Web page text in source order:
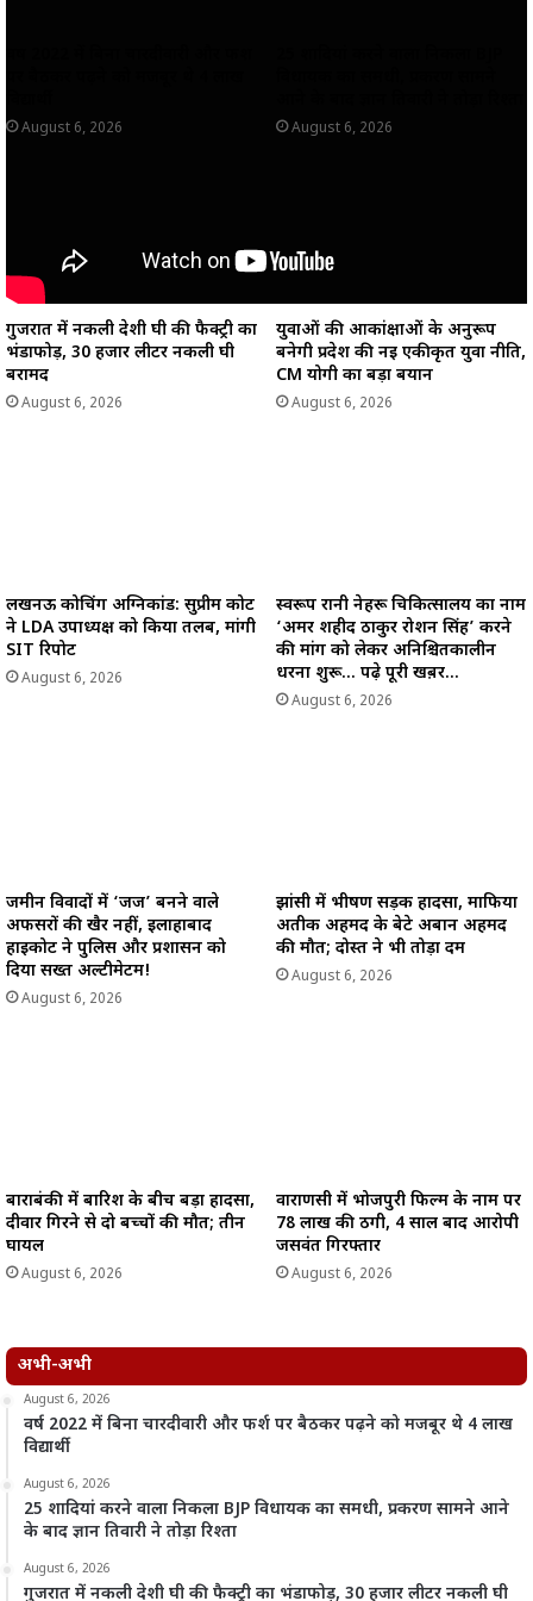
August 6, 2026 August 6, 2026
गुजरात में नकली देशी घी की फैक्ट्री का
भंडाफोड़, 30 हजार लीटर नकली घी
बरामद
August 6, 2026
युवाओं की आकांक्षाओं के अनुरूप
बनेगी प्रदेश की नई एकीकृत युवा नीति,
CM योगी का बड़ा बयान
August 6, 2026
लखनऊ कोचिंग अग्निकांड: सुप्रीम कोर्ट
ने LDA उपाध्यक्ष को किया तलब, मांगी
SIT रिपोर्ट
August 6, 2026
स्वरूप रानी नेहरू चिकित्सालय का नाम
‘अमर शहीद ठाकुर रोशन सिंह’ करने
की मांग को लेकर अनिश्चितकालीन
धरना शुरू… पढ़े पूरी खब़र…
August 6, 2026
जमीन विवादों में ‘जज’ बनने वाले
अफसरों की खैर नहीं, इलाहाबाद
हाईकोर्ट ने पुलिस और प्रशासन को
दिया सख्त अल्टीमेटम!
August 6, 2026
झांसी में भीषण सड़क हादसा, माफिया
अतीक अहमद के बेटे अबान अहमद
की मौत; दोस्त ने भी तोड़ा दम
August 6, 2026
बाराबंकी में बारिश के बीच बड़ा हादसा,
दीवार गिरने से दो बच्चों की मौत; तीन
घायल
August 6, 2026
वाराणसी में भोजपुरी फिल्म के नाम पर
78 लाख की ठगी, 4 साल बाद आरोपी
जसवंत गिरफ्तार
August 6, 2026
अभी-अभी
August 6, 2026
वर्ष 2022 में बिना चारदीवारी और फर्श पर बैठकर पढ़ने को मजबूर थे 4 लाख
विद्यार्थी
August 6, 2026
25 शादियां करने वाला निकला BJP विधायक का समधी, प्रकरण सामने आने
के बाद ज्ञान तिवारी ने तोड़ा रिश्ता
August 6, 2026
गुजरात में नकली देशी घी की फैक्ट्री का भंडाफोड़, 30 हजार लीटर नकली घी